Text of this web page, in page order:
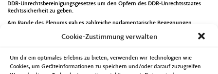
Cookie-Zustimmung verwalten
Um dir ein optimales Erlebnis zu bieten, verwenden wir Technologien wie
Cookies, um Geräteinformationen zu speichern und/oder darauf zuzugreifen.
DDR-Unrechtsbereinigungsgesetzes um den Opfern des DDR-Unrechtsstaates
Rechtssicherheit zu geben.
Am Rande des Plenums gab es zahlreiche parlamentarische Begegnungen.
Industrieforschungsgemeinschaft, des Centers for Behavioral Brain Sciences, des
Eine besondere Ehre wurde mir am Montagabend zu teil. Ich wurde zum ersten
Vorsitzenden des Freundeskreises der Fregatte Sachsen-Anhalt gewählt. Gerne